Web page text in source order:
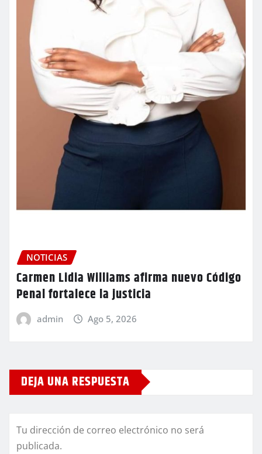
NOTICIAS
Carmen Lidia Williams afirma nuevo Código
Penal fortalece la justicia
admin Ago 5, 2026
DEJA UNA RESPUESTA
Tu dirección de correo electrónico no será
publicada.